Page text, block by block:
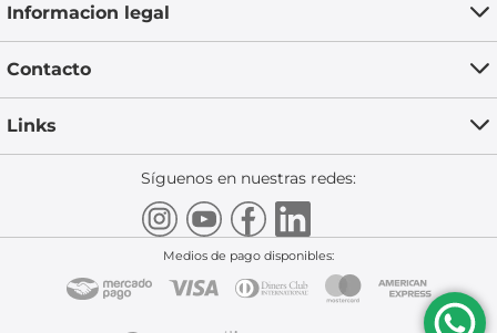
Informacion legal
Contacto
Links
Síguenos en nuestras redes:
Medios de pago disponibles: